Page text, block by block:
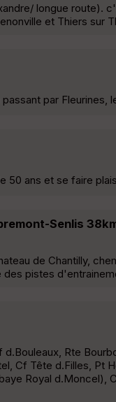
longue route).
et Thiers sur
par Fleurines,
50 ans et se faire
Senlis
de Chantilly,
pistes
Rte
Cf Tête d.Filles, Pt
Royal d.Moncel),